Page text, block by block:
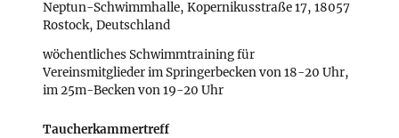
Neptun-Schwimmhalle, Kopernikusstraße 17, 18057
Rostock, Deutschland
wöchentliches Schwimmtraining für
Vereinsmitglieder im Springerbecken von 18-20 Uhr,
im 25m-Becken von 19-20 Uhr
Taucherkammertreff